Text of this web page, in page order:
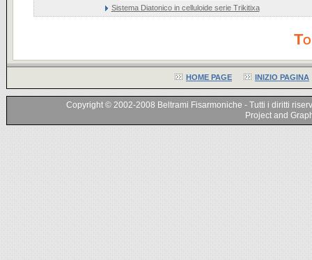
Sistema Diatonico in celluloide serie Trikitixa
HOME PAGE INIZIO PAGINA
Copyright © 2002-2008 Beltrami Fisarmoniche - Tutti i diritti
Project and